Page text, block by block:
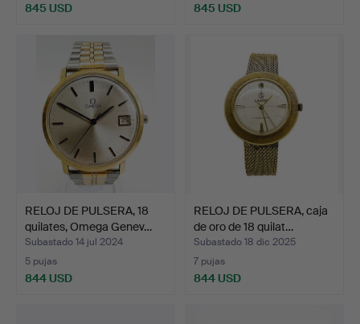
845 USD 845 USD
RELOJ DE PULSERA, 18
quilates, Omega Genev…
Subastado 14 jul 2024
5 pujas
844 USD
RELOJ DE PULSERA, caja
de oro de 18 quilat…
Subastado 18 dic 2025
7 pujas
844 USD